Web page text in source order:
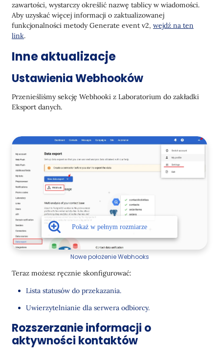
"url": "https://site.com/conditioner-
"imageurl": "https://site.com/
                    "brand": "Le Petit Olivier",
                    "tags_weight": "200",
                },
                {
                    "price": "2341",
"imageurl": "https://site.com/
                    "brand": "Acqua Di Parma",
                    "tags_weight": "100",
            ]
        {
            "name": "polecaneProdukty",
            "value": [
                {
                    "name": "Szampon do suchych włosów",
                    "price": "441",
"url": "https://site.com/shampoo-dry-
"imageurl": "https://site.com/
                    "brand": "Le Petit Olivier",
                    "tags_weight": "200",
                    "tags_oldprice": "467"
                },
"name": "Krem do twarzy Magnolia
"url": "https://site.com/catalog/
                    "brand": "Acqua Di Parma",
                    "tags_oldprice": "4467"
                }
            ]
zawartości, wystarczy określić nazwę tablicy w wiadomości.
Aby uzyskać więcej informacji o zaktualizowanej
funkcjonalności metody Generate event v2, wejdź na ten
link.
Inne aktualizacje
Ustawienia Webhooków
Przenieśliśmy sekcję Webhooki z Laboratorium do zakładki
Eksport danych.
Nowe położenie Webhooks
Teraz możesz ręcznie skonfigurować:
Lista statusów do przekazania.
Uwierzytelnianie dla serwera odbiorcy.
Rozszerzanie informacji o
aktywności kontaktów